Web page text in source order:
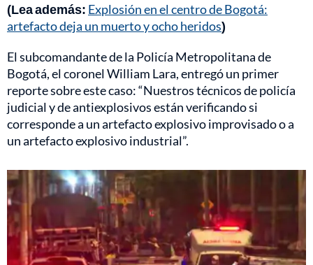
(Lea además: Explosión en el centro de Bogotá:
artefacto deja un muerto y ocho heridos)
El subcomandante de la Policía Metropolitana de
Bogotá, el coronel William Lara, entregó un primer
reporte sobre este caso: “Nuestros técnicos de policía
judicial y de antiexplosivos están verificando si
corresponde a un artefacto explosivo improvisado o a
un artefacto explosivo industrial”.